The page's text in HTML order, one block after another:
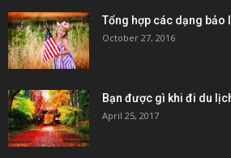
Tổng hợp các dạng bảo
October 27, 2016
Bạn được gì khi đi du
April 25, 2017